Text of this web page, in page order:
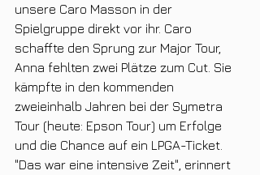
unsere Caro Masson in der
Spielgruppe direkt vor ihr. Caro
schaffte den Sprung zur Major Tour,
Anna fehlten zwei Plätze zum Cut. Sie
kämpfte in den kommenden
zweieinhalb Jahren bei der Symetra
Tour (heute: Epson Tour) um Erfolge
und die Chance auf ein LPGA-Ticket.
"Das war eine intensive Zeit", erinnert